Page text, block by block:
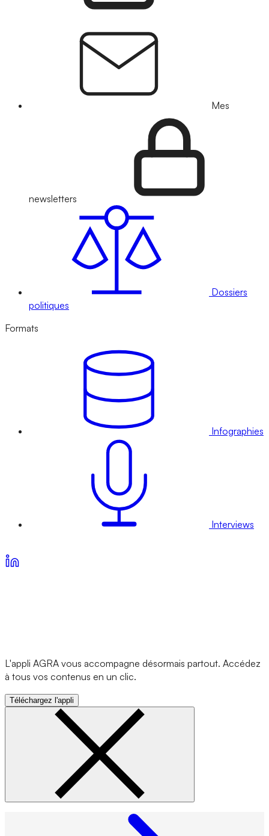
Mes
newsletters
Dossiers
politiques
Formats
Infographies
Interviews
L'appli AGRA vous accompagne désormais partout. Accédez
à tous vos contenus en un clic.
Téléchargez l'appli